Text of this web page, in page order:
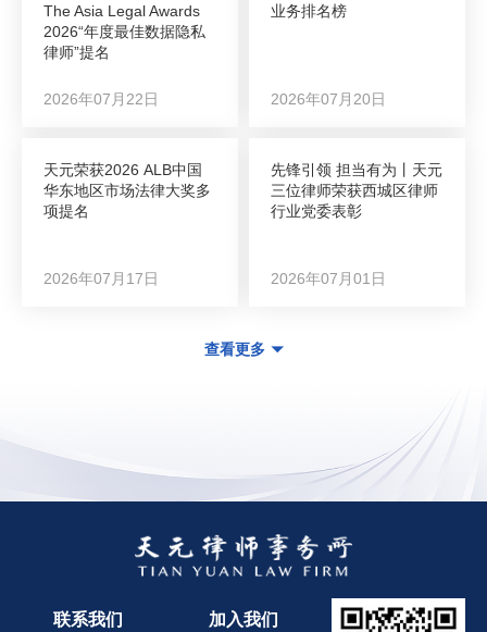
The Asia Legal Awards
2026“年度最佳数据隐私
律师”提名
2026年07月22日
业务排名榜
2026年07月20日
天元荣获2026 ALB中国
华东地区市场法律大奖多
项提名
2026年07月17日
先锋引领 担当有为丨天元
三位律师荣获西城区律师
行业党委表彰
2026年07月01日
查看更多
联系我们 加入我们